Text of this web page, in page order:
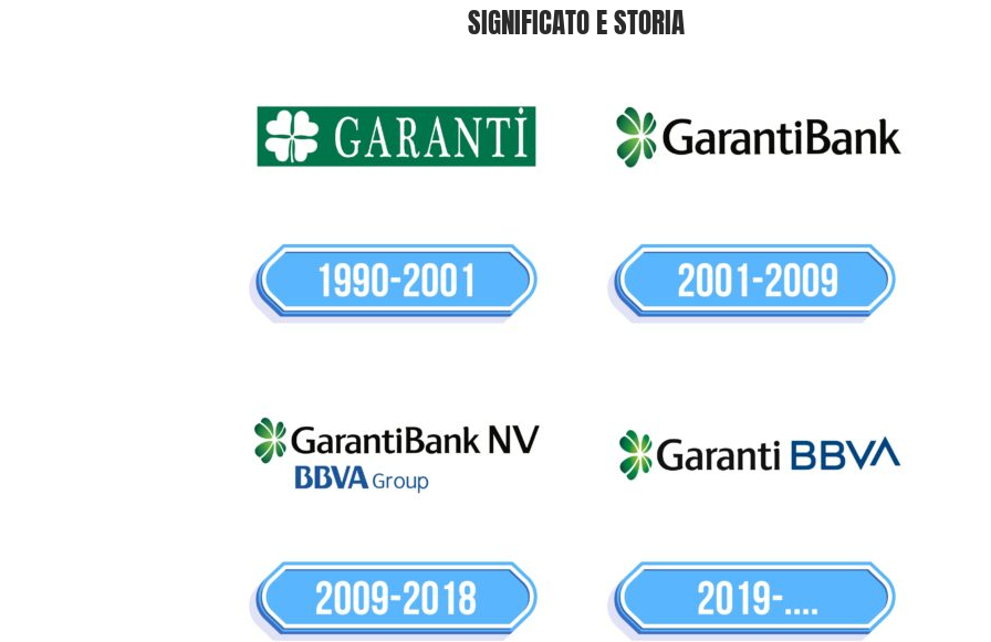
SIGNIFICATO E STORIA